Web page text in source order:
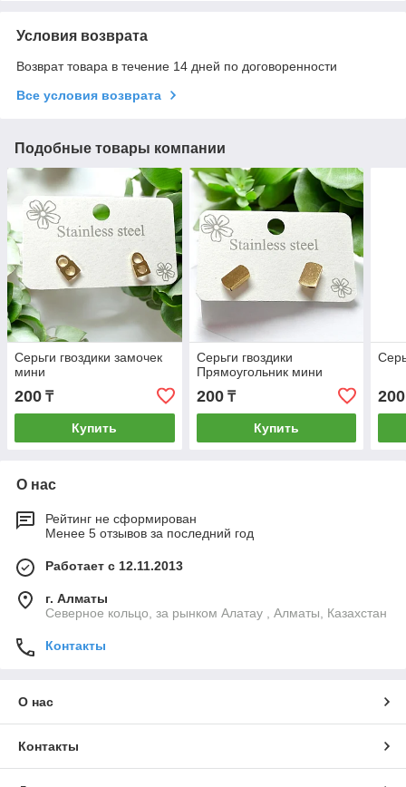
Условия возврата
Возврат товара в течение 14 дней по договоренности
Все условия возврата
Подобные товары компании
Серьги гвоздики замочек
мини
200 ₸
Купить
Серьги гвоздики
Прямоугольник мини
200₸
Купить
200
О нас
Рейтинг не сформирован
Менее 5 отзывов за последний год
Работает с 12.11.2013
г. Алматы
Северное кольцо, за рынком Алатау , Алматы, Казахстан
Контакты
О нас
Контакты